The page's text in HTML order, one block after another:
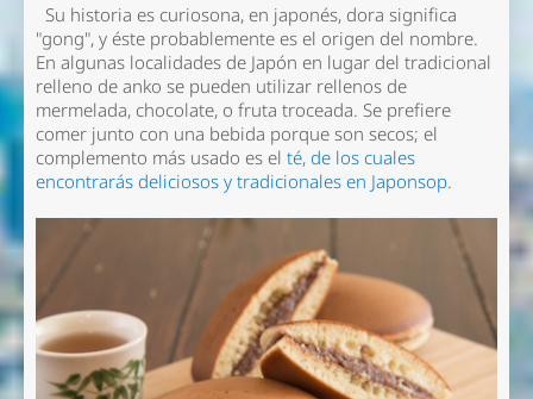
Su historia es curiosona, en japonés, dora significa
"gong", y éste probablemente es el origen del nombre.
En algunas localidades de Japón en lugar del tradicional
relleno de anko se pueden utilizar rellenos de
mermelada, chocolate, o fruta troceada. Se prefiere
comer junto con una bebida porque son secos; el
complemento más usado es el té, de los cuales
encontrarás deliciosos y tradicionales en Japonsop.